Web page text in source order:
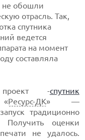
не обошли
отрасль. Так,
спутника
ведется
на момент
составляла
проект -спутник
Ресурс-ДК» —
традиционно
оценки
не удалось.